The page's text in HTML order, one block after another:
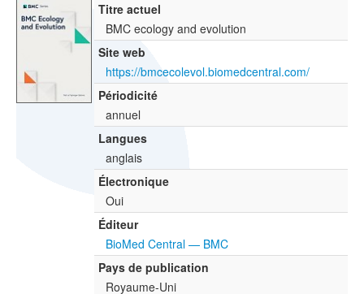
Titre actuel
BMC ecology and evolution
Site web
https://bmcecolevol.biomedcentral.com/
Périodicité
annuel
Langues
anglais
Électronique
Oui
Éditeur
BioMed Central — BMC
Pays de publication
Royaume-Uni